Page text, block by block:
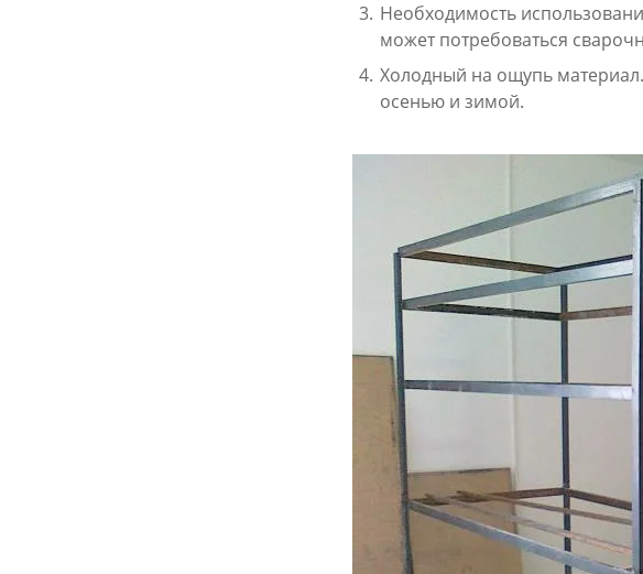
Необходимость
может потребоваться
Холодный на ощупь
осенью и зимой.